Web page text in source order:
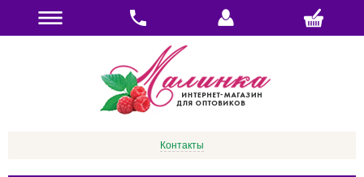
Контакты